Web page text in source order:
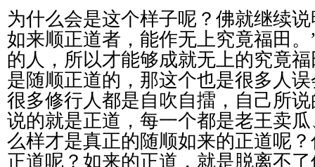
为什么会是这个样子呢？佛就继续
如来顺正道者，能作无上究竟福田。
的人，所以才能够成就无上的究竟
是随顺正道的，那这个也是很多人
很多修行人都是自吹自擂，自己所
说的就是正道，每一个都是老王卖瓜
么样才是真正的随顺如来的正道呢
正道呢？如来的正道，就是脱离不